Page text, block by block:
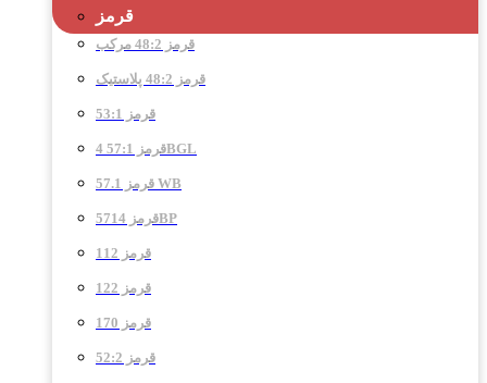
قرمز
قرمز 48:2 مرکب
قرمز 48:2 پلاستیک
قرمز 53:1
قرمز 57:1 4BGL
قرمز 57.1 WB
قرمز 5714BP
قرمز 112
قرمز 122
قرمز 170
قرمز 52:2